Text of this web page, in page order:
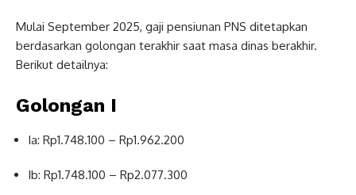
Mulai September 2025, gaji pensiunan PNS ditetapkan
berdasarkan golongan terakhir saat masa dinas berakhir.
Berikut detailnya:
Golongan I
Ia: Rp1.748.100 – Rp1.962.200
Ib: Rp1.748.100 – Rp2.077.300